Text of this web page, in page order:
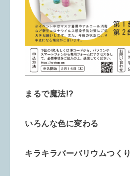
まるで魔法!?
いろんな色に変わる
キラキラバーバリウムつくり